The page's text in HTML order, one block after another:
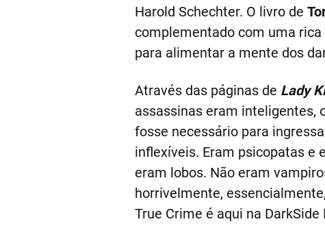
Harold Schechter. O livro de
complementado com uma
para alimentar a mente dos
Através das páginas de Lady
assassinas eram inteligentes,
fosse necessário para
inflexíveis. Eram psicopatas e
eram lobos. Não eram
horrivelmente,
True Crime é aqui na DarkSide